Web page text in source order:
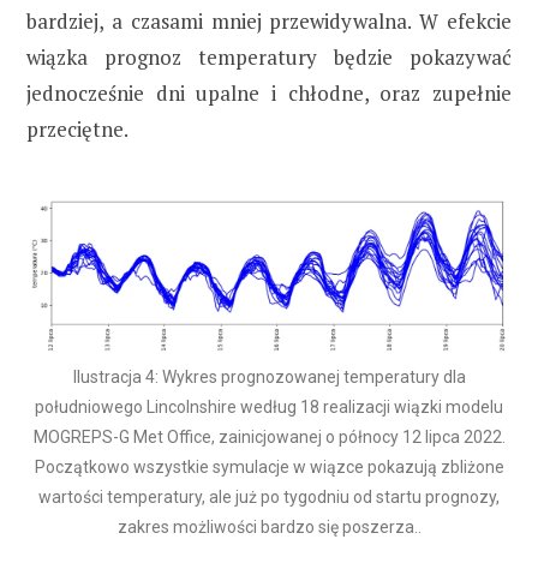
bardziej, a czasami mniej przewidywalna. W efekcie
wiązka prognoz temperatury będzie pokazywać
jednocześnie dni upalne i chłodne, oraz zupełnie
przeciętne.
Ilustracja 4: Wykres prognozowanej temperatury dla
południowego Lincolnshire według 18 realizacji wiązki modelu
MOGREPS-G Met Office, zainicjowanej o północy 12 lipca 2022.
Początkowo wszystkie symulacje w wiązce pokazują zbliżone
wartości temperatury, ale już po tygodniu od startu prognozy,
zakres możliwości bardzo się poszerza..